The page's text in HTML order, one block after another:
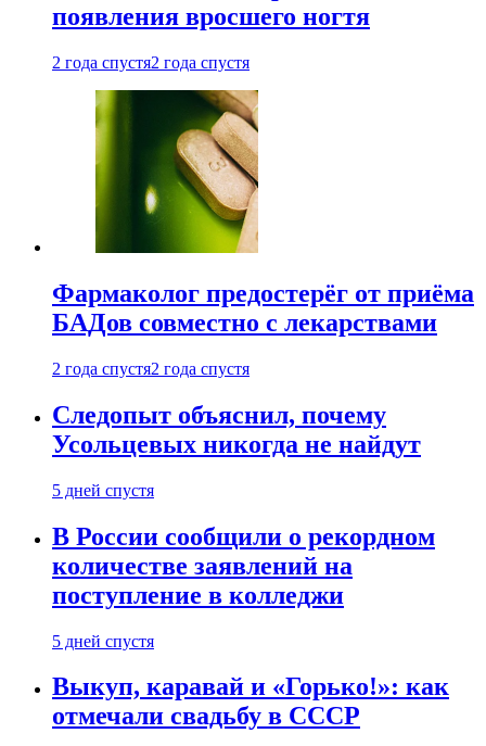
появления вросшего ногтя
2 года спустя2 года спустя
Фармаколог предостерёг от приёма
БАДов совместно с лекарствами
2 года спустя2 года спустя
Следопыт объяснил, почему
Усольцевых никогда не найдут
5 дней спустя
В России сообщили о рекордном
количестве заявлений на
поступление в колледжи
5 дней спустя
Выкуп, каравай и «Горько!»: как
отмечали свадьбу в СССР